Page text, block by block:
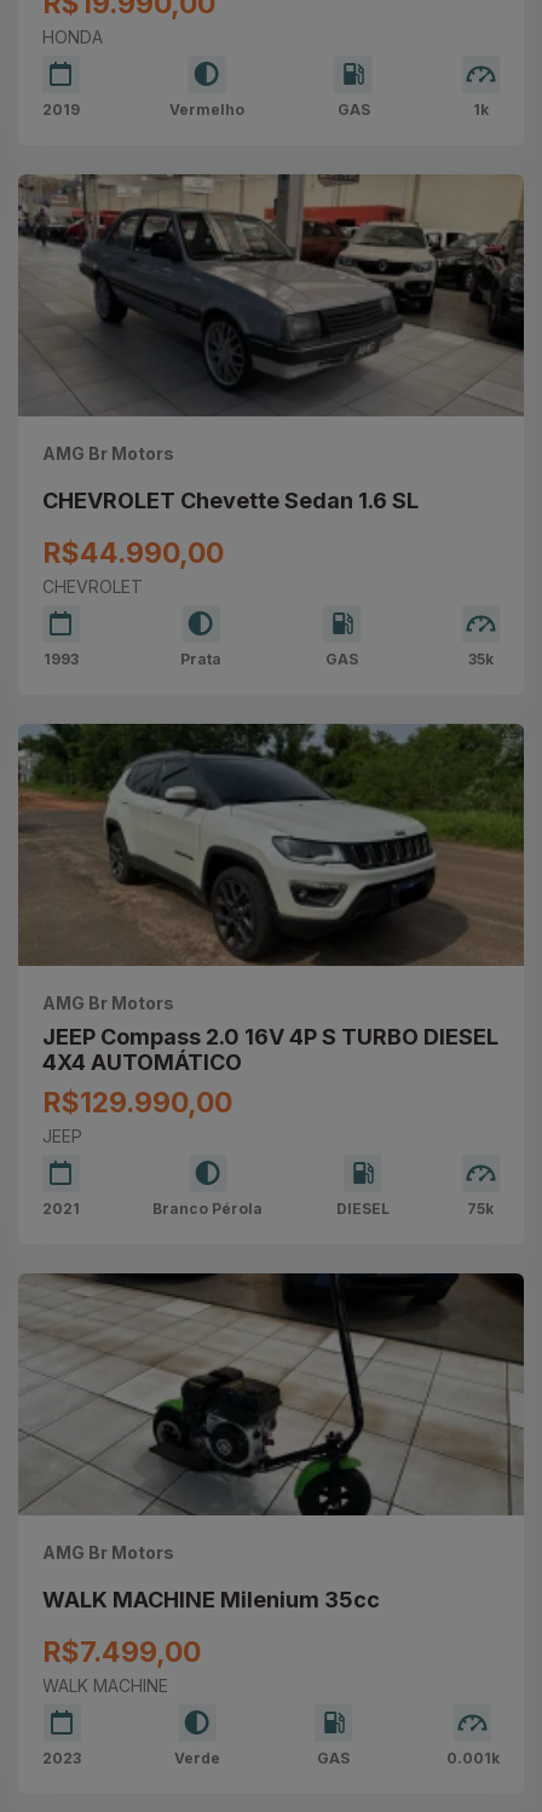
HONDA
2019 Vermelho GAS 1k
AMG Br Motors
CHEVROLET Chevette Sedan 1.6 SL
R$44.990,00
CHEVROLET
1993 Prata GAS 35k
AMG Br Motors
JEEP Compass 2.0 16V 4P S TURBO DIESEL
4X4 AUTOMÁTICO
R$129.990,00
JEEP
2021 Branco Pérola DIESEL 75k
AMG Br Motors
WALK MACHINE Milenium 35cc
R$7.499,00
WALK MACHINE
2023 Verde GAS 0.001k